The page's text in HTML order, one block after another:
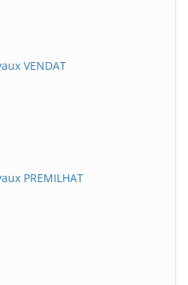
VENDAT
PREMILHAT